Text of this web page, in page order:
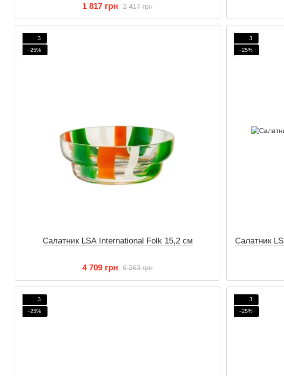
2 417 грн
1 817 грн
3
−25%
Салатник LSA International Folk 15,2 см
6 263 грн
4 709 грн
3
−25%
Салатник
3
−25%
3
−25%